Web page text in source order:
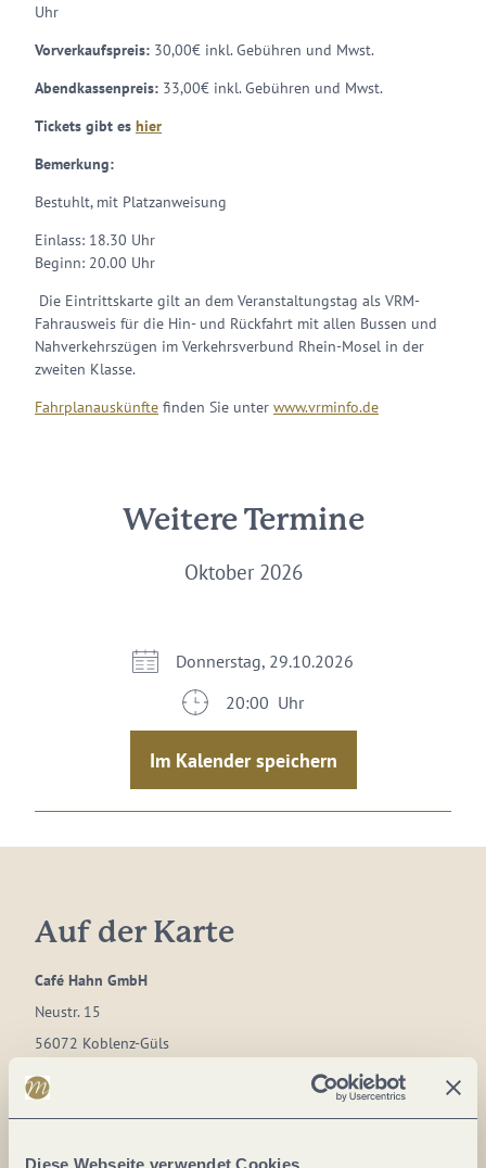
Diese Webseite verwendet Cookies
Uhr
Vorverkaufspreis: 30,00€ inkl. Gebühren und Mwst.
Abendkassenpreis: 33,00€ inkl. Gebühren und Mwst.
Tickets gibt es hier
Bemerkung:
Bestuhlt, mit Platzanweisung
Einlass: 18.30 Uhr
Beginn: 20.00 Uhr
Die Eintrittskarte gilt an dem Veranstaltungstag als VRM-
Fahrausweis für die Hin- und Rückfahrt mit allen Bussen und
Nahverkehrszügen im Verkehrsverbund Rhein-Mosel in der
zweiten Klasse.
Fahrplanauskünfte finden Sie unter www.vrminfo.de
Weitere Termine
Oktober 2026
Donnerstag, 29.10.2026
20:00 Uhr
Im Kalender speichern
Auf der Karte
Café Hahn GmbH
Neustr. 15
56072 Koblenz-Güls
DE
E-Mail:info@cafehahn.de